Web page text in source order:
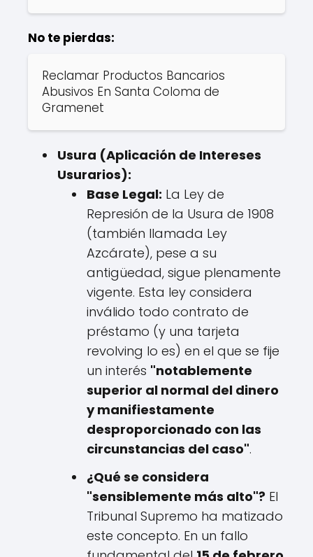
No te pierdas:
Reclamar Productos Bancarios
Abusivos En Santa Coloma de
Gramenet
Usura (Aplicación de Intereses
Usurarios):
Base Legal: La Ley de
Represión de la Usura de 1908
(también llamada Ley
Azcárate), pese a su
antigüedad, sigue plenamente
vigente. Esta ley considera
inválido todo contrato de
préstamo (y una tarjeta
revolving lo es) en el que se fije
un interés "notablemente
superior al normal del dinero
y manifiestamente
desproporcionado con las
circunstancias del caso".
¿Qué se considera
"sensiblemente más alto"? El
Tribunal Supremo ha matizado
este concepto. En un fallo